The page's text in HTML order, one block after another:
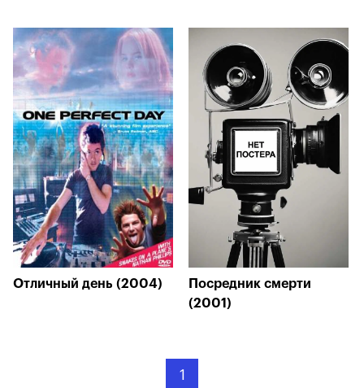
Отличный день (2004)
Посредник смерти
(2001)
1